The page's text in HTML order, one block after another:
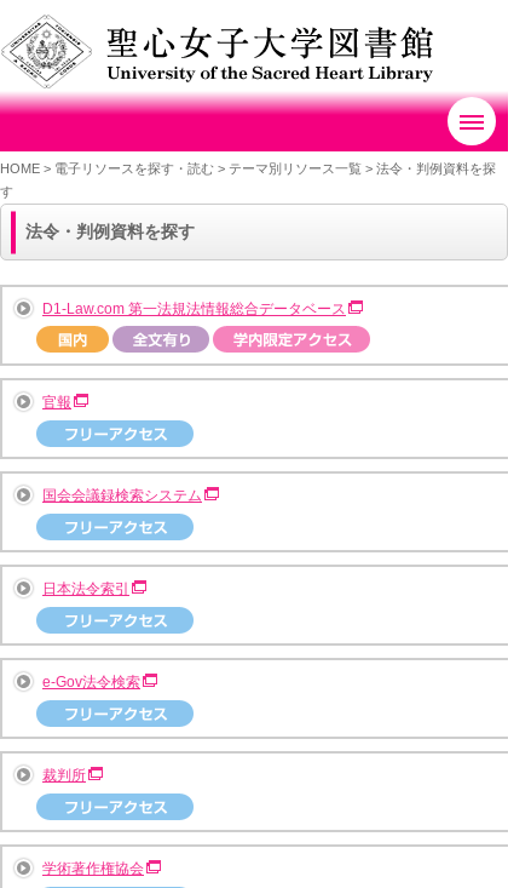
HOME > 電子リソースを探す・読む > テーマ別リソース一覧 > 法令・判例資料を探
す
法令・判例資料を探す
D1-Law.com 第一法規法情報総合データベース
官報
国会会議録検索システム
日本法令索引
e-Gov法令検索
裁判所
学術著作権協会